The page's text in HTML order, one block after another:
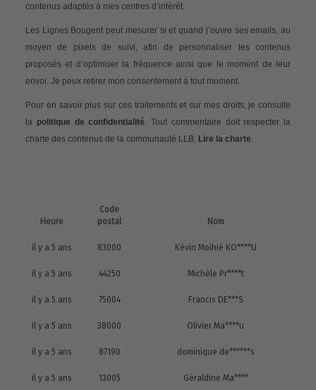
contenus adaptés à mes centres d’intérêt.
Les Lignes Bougent peut mesurer si et quand j’ouvre ses emails, au
moyen de pixels de suivi, afin de personnaliser les contenus
proposés et d’optimiser la fréquence ainsi que le moment de leur
envoi. Je peux retirer mon consentement à tout moment.
Pour en savoir plus sur ces traitements et sur mes droits, je consulte
la politique de confidentialité . Tout commentaire doit respecter la
charte des contenus de la communauté LLB. Lire la charte
Heure
Code
postal
Nom
il y a 5 ans 83000 Kévin Moihié KO****U
il y a 5 ans 44250 Michèle Pr****t
il y a 5 ans 75004 Francis DE***S
il y a 5 ans 38000 Olivier Ma****u
il y a 5 ans 87190 dominique de******s
il y a 5 ans 13005 Géraldine Ma****